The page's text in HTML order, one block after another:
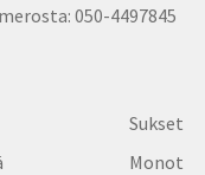
050-4497845
Sukset
Monot